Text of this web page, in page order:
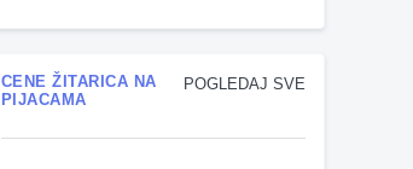
POGLEDAJ SVE
CENE ŽITARICA NA
PIJACAMA